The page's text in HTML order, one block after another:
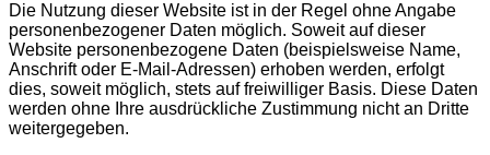
Die Nutzung dieser Website ist in der Regel ohne Angabe
personenbezogener Daten möglich. Soweit auf dieser
Website personenbezogene Daten (beispielsweise Name,
Anschrift oder E-Mail-Adressen) erhoben werden, erfolgt
dies, soweit möglich, stets auf freiwilliger Basis. Diese Daten
werden ohne Ihre ausdrückliche Zustimmung nicht an Dritte
weitergegeben.